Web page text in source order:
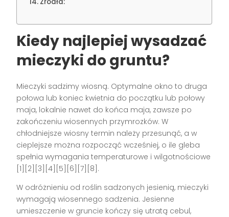
Kiedy najlepiej wysadzać
mieczyki do gruntu?
Mieczyki sadzimy wiosną. Optymalne okno to druga
połowa lub koniec kwietnia do początku lub połowy
maja, lokalnie nawet do końca maja, zawsze po
zakończeniu wiosennych przymrozków. W
chłodniejsze wiosny termin należy przesunąć, a w
cieplejsze można rozpocząć wcześniej, o ile gleba
spełnia wymagania temperaturowe i wilgotnościowe
[1][2][3][4][5][6][7][8].
W odróżnieniu od roślin sadzonych jesienią, mieczyki
wymagają wiosennego sadzenia. Jesienne
umieszczenie w gruncie kończy się utratą cebul,